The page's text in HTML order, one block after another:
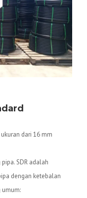
dari 16 mm
SDR adalah
dengan ketebalan
umum: